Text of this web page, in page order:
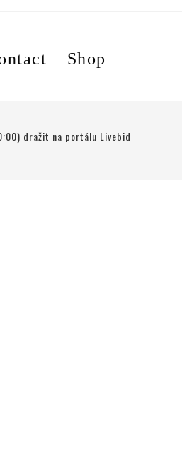
Shop
dražit na portálu Livebid